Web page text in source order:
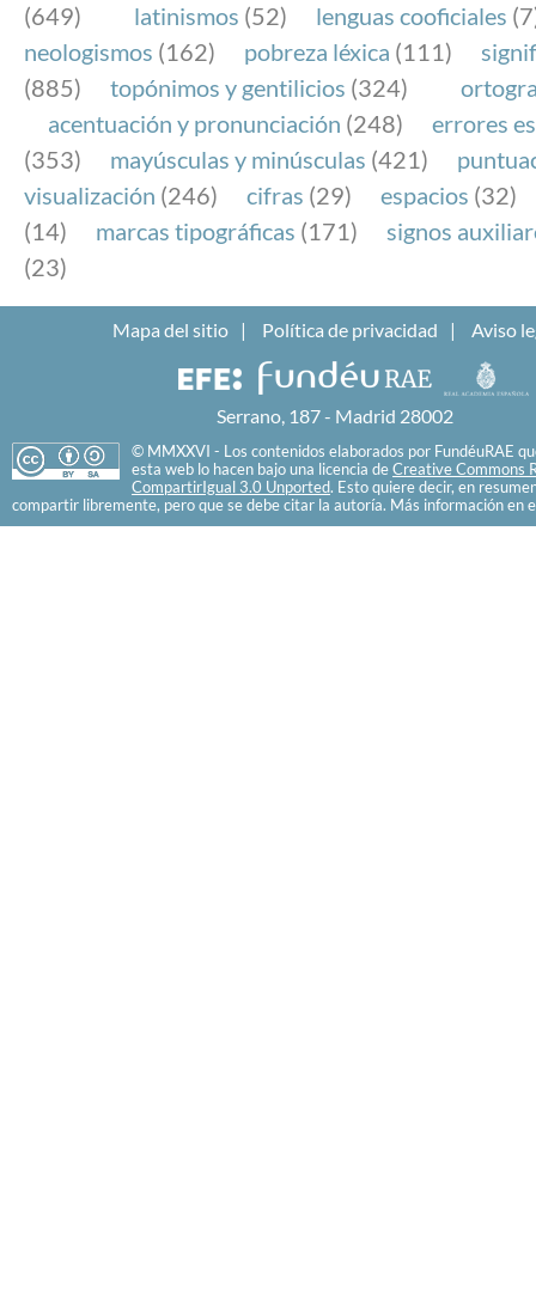
(649)
latinismos (52) lenguas cooficiales
neologismos (162) pobreza léxica (111)
(885)
topónimos y gentilicios (324)
acentuación y pronunciación (248)
errores
(353)
mayúsculas y minúsculas (421)
visualización (246) cifras (29) espacios (32)
(14)
marcas tipográficas (171)
signos
(23)
Mapa del sitio Política de privacidad Aviso
Serrano, 187 - Madrid 28002
© MMXXVI - Los contenidos elaborados por FundéuRAE
esta web lo hacen bajo una licencia de Creative Commons
CompartirIgual 3.0 Unported. Esto quiere decir, en
compartir libremente, pero que se debe citar la autoría. Más información en